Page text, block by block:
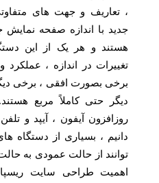
، تعاریف و جهت های
جدید با اندازه صفحه
هستند و هر یک از این
تغییرات در اندازه ،
برخی بصورت افقی ، برخی
دیگر حتی کاملاً مربع
روزافزون آیفون ، آیپد و
دانیم ، بسیاری از دستگاه
توانند از حالت عمودی به
اهمیت طراحی سایت